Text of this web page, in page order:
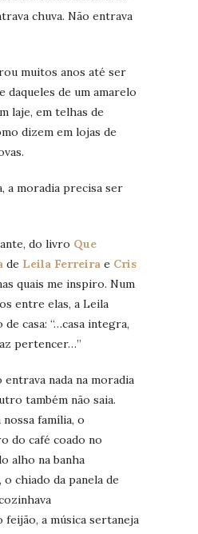
chuva. Não entrava
muitos anos até ser
daqueles de um amarelo
laje, em telhas de
dizem em lojas de
a moradia precisa ser
do livro Que
de Leila Ferreira e Cris
quais me inspiro. Num
entre elas, a Leila
casa: “…casa integra,
pertencer…”
nada na moradia
também não saia.
família, o
do café coado no
alho na banha
chiado da panela de
a música sertaneja